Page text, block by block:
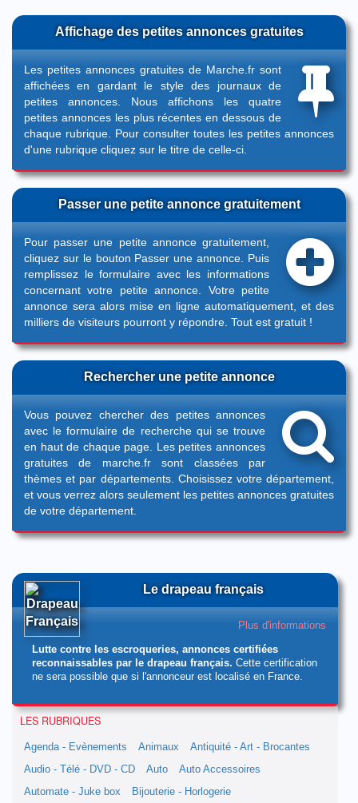
Affichage des petites annonces gratuites
Les petites annonces gratuites de Marche.fr sont
affichées en gardant le style des journaux de
petites annonces. Nous affichons les quatre
petites annonces les plus récentes en dessous de
chaque rubrique. Pour consulter toutes les petites annonces
d'une rubrique cliquez sur le titre de celle-ci.
Passer une petite annonce gratuitement
Pour passer une petite annonce gratuitement,
cliquez sur le bouton Passer une annonce . Puis
remplissez le formulaire avec les informations
concernant votre petite annonce. Votre petite
annonce sera alors mise en ligne automatiquement, et des
milliers de visiteurs pourront y répondre. Tout est gratuit !
Rechercher une petite annonce
Vous pouvez chercher des petites annonces
avec le formulaire de recherche qui se trouve
en haut de chaque page. Les petites annonces
gratuites de marche.fr sont classées par
thèmes et par départements. Choisissez votre département,
et vous verrez alors seulement les petites annonces gratuites
de votre département.
Le drapeau français
Plus d'informations
Lutte contre les escroqueries, annonces certifiées
reconnaissables par le drapeau français. Cette certification
ne sera possible que si l'annonceur est localisé en France.
LES RUBRIQUES
Agenda - Evènements Animaux
Antiquité - Art - Brocantes
Audio - Télé - DVD - CD
Auto
Auto Accessoires
Automate - Juke box
Bijouterie - Horlogerie